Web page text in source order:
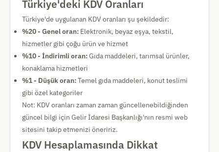
Türkiye'deki KDV Oranları
Türkiye'de uygulanan KDV oranları şu şekildedir:
%20 - Genel oran: Elektronik, beyaz eşya, tekstil,
hizmetler gibi çoğu ürün ve hizmet
%10 - İndirimli oran:Gıda maddeleri, tarımsal ürünler,
konaklama hizmetleri
%1 - Düşük oran:Temel gıda maddeleri, konut teslimi
gibi özel kategoriler
Not: KDV oranları zaman zaman güncellenebildiğinden
güncel bilgi için Gelir İdaresi Başkanlığı'nın resmi web
sitesini takip etmenizi öneririz.
KDV Hesaplamasında Dikkat